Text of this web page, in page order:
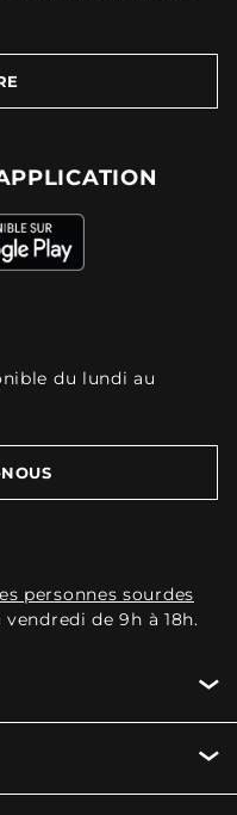
du lundi au
personnes sourdes
de 9h à 18h.